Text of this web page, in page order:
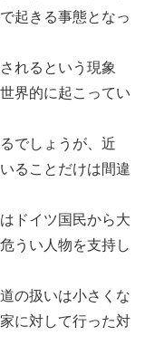
起きる事態となっ
れるという現象
界的に起こってい
でしょうが、近
ることだけは間違
ドイツ国民から大
うい人物を支持し
の扱いは小さくな
に対して行った対